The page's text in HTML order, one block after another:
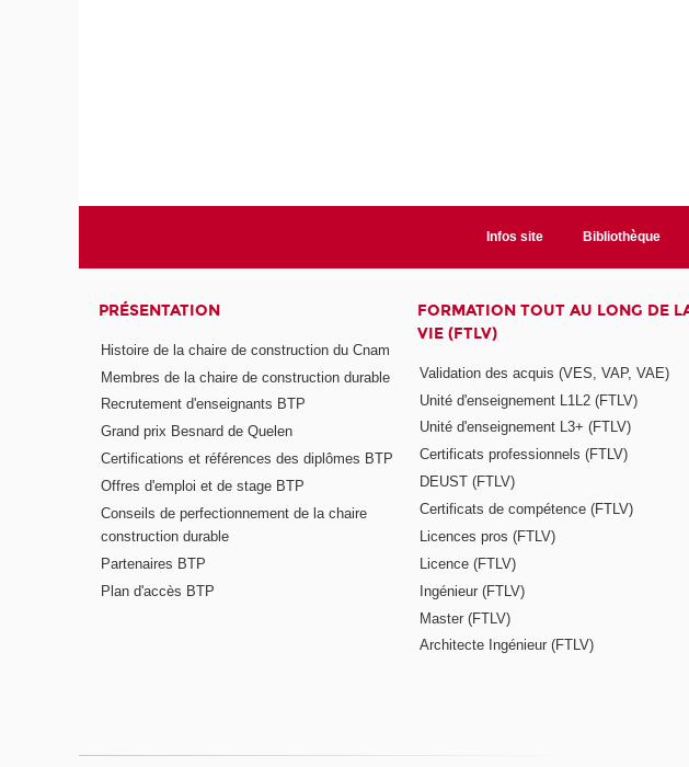
Infos site Bibliothèque
PRÉSENTATION
Histoire de la chaire de construction du Cnam
Membres de la chaire de construction durable
Recrutement d'enseignants BTP
Grand prix Besnard de Quelen
Certifications et références des diplômes BTP
Offres d'emploi et de stage BTP
Conseils de perfectionnement de la chaire
construction durable
Partenaires BTP
Plan d'accès BTP
FORMATION TOUT AU LONG DE
VIE (FTLV)
Validation des acquis (VES, VAP, VAE)
Unité d'enseignement L1L2 (FTLV)
Unité d'enseignement L3+ (FTLV)
Certificats professionnels (FTLV)
DEUST (FTLV)
Certificats de compétence (FTLV)
Licences pros (FTLV)
Licence (FTLV)
Ingénieur (FTLV)
Master (FTLV)
Architecte Ingénieur (FTLV)